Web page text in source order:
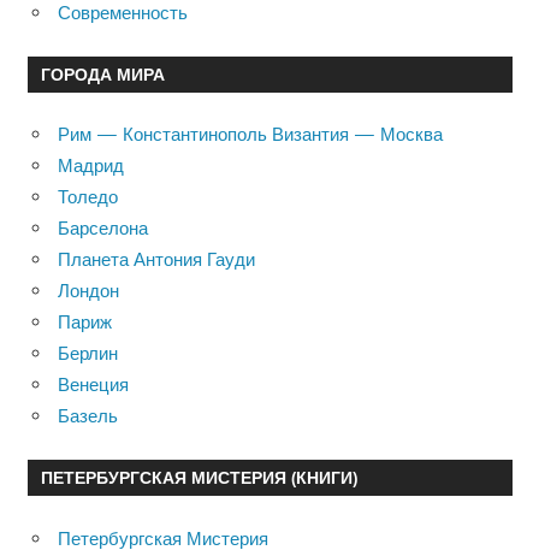
Современность
ГОРОДА МИРА
Рим — Константинополь Византия — Москва
Мадрид
Толедо
Барселона
Планета Антония Гауди
Лондон
Париж
Берлин
Венеция
Базель
ПЕТЕРБУРГСКАЯ МИСТЕРИЯ (КНИГИ)
Петербургская Мистерия